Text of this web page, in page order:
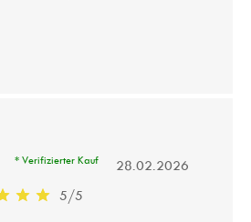
* Verifizierter Kauf
28.02.2026
5/5